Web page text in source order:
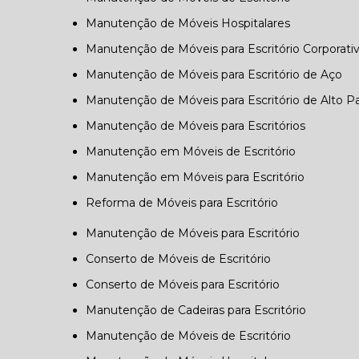
Manutenção de Móveis Hospitalares
Manutenção de Móveis para Escritório
Manutenção de Móveis para Escritório de Aço
Manutenção de Móveis para Escritório de Alto
Manutenção de Móveis para Escritórios
Manutenção em Móveis de Escritório
Manutenção em Móveis para Escritório
Reforma de Móveis para Escritório
Manutenção de Móveis para Escritório
Conserto de Móveis de Escritório
Conserto de Móveis para Escritório
Manutenção de Cadeiras para Escritório
Manutenção de Móveis de Escritório